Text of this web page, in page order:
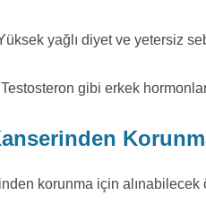
yağlı diyet ve yetersiz
gibi erkek
korunma için alınabilecek